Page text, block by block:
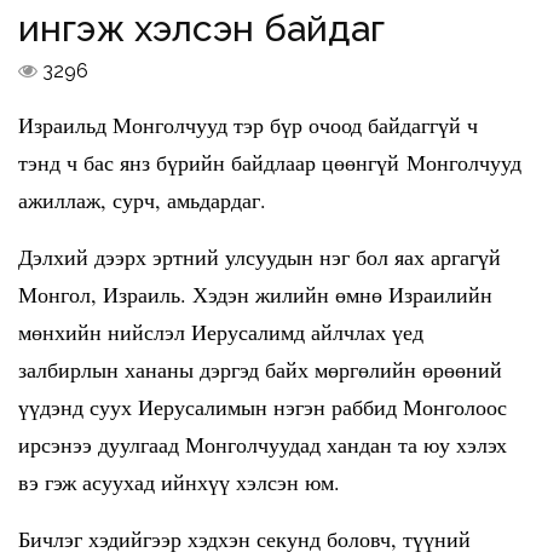
ингэж хэлсэн байдаг
3296
Израильд Монголчууд тэр бүр очоод байдаггүй ч
тэнд ч бас янз бүрийн байдлаар цөөнгүй Монголчууд
ажиллаж, сурч, амьдардаг.
Дэлхий дээрх эртний улсуудын нэг бол яах аргагүй
Монгол, Израиль. Хэдэн жилийн өмнө Израилийн
мөнхийн нийслэл Иерусалимд айлчлах үед
залбирлын хананы дэргэд байх мөргөлийн өрөөний
үүдэнд суух Иерусалимын нэгэн раббид Монголоос
ирсэнээ дуулгаад Монголчуудад хандан та юу хэлэх
вэ гэж асуухад ийнхүү хэлсэн юм.
Бичлэг хэдийгээр хэдхэн секунд боловч, түүний